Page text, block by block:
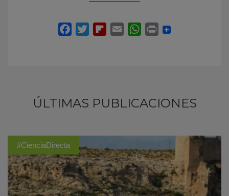
ÚLTIMAS PUBLICACIONES
#CienciaDirecta